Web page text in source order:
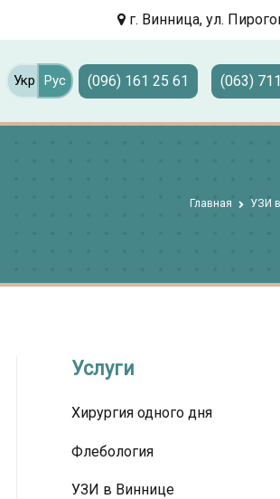
г. Винница, ул.
Укр Рус (096) 161 25 61 (063)
Главная УЗИ
Услуги
Хирургия одного дня
Флебология
УЗИ в Виннице